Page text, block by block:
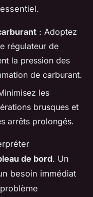
: Adoptez
régulateur de
la pression des
de carburant.
les
brusques et
arrêts prolongés.
de bord. Un
besoin immédiat